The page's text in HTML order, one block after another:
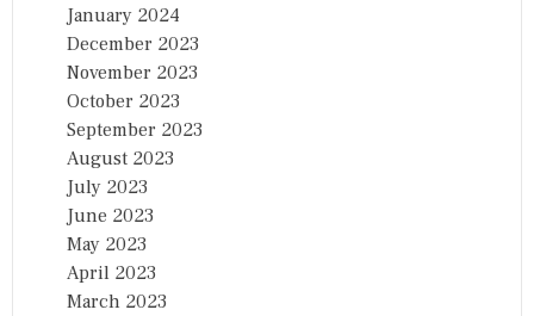
January 2024
December 2023
November 2023
October 2023
September 2023
August 2023
July 2023
June 2023
May 2023
April 2023
March 2023